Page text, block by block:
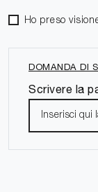
Ho preso
DOMANDA DI
Scrivere la